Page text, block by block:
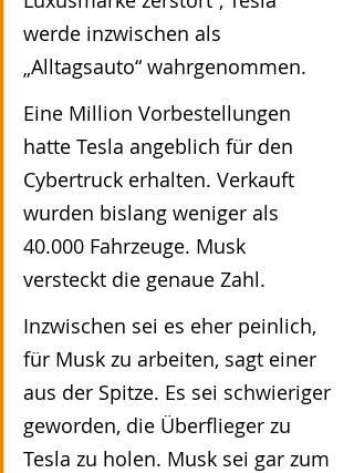
werde inzwischen als
„Alltagsauto“ wahrgenommen.
Eine Million Vorbestellungen
hatte Tesla angeblich für den
Cybertruck erhalten. Verkauft
wurden bislang weniger als
40.000 Fahrzeuge. Musk
versteckt die genaue Zahl.
Inzwischen sei es eher peinlich,
für Musk zu arbeiten, sagt einer
aus der Spitze. Es sei schwieriger
geworden, die Überflieger zu
Tesla zu holen. Musk sei gar zum